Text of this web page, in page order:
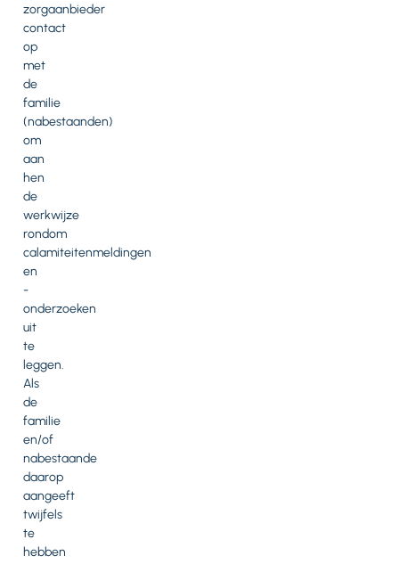
zorgaanbieder
contact
op
met
de
familie
(nabestaanden)
om
aan
hen
de
werkwijze
rondom
calamiteitenmeldingen
en
-
onderzoeken
uit
te
leggen.
Als
de
familie
en/of
nabestaande
daarop
aangeeft
twijfels
te
hebben